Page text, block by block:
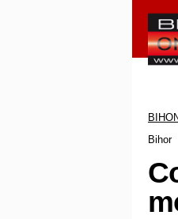
Bihor